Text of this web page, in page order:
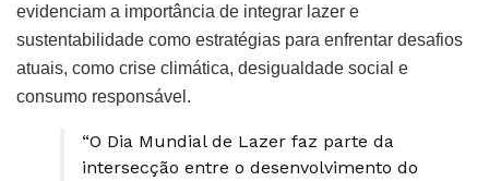
evidenciam a importância de integrar lazer e
sustentabilidade como estratégias para enfrentar desafios
atuais, como crise climática, desigualdade social e
consumo responsável.
“O Dia Mundial de Lazer faz parte da
intersecção entre o desenvolvimento do